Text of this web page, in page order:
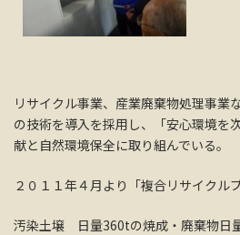
リサイクル事業、産業廃棄物処理事業
の技術を導入を採用し、「安心環境を
献と自然環境保全に取り組んでいる。
２０１１年４月より「複合リサイクル
汚染土壌 日量360tの焼成・廃棄物日